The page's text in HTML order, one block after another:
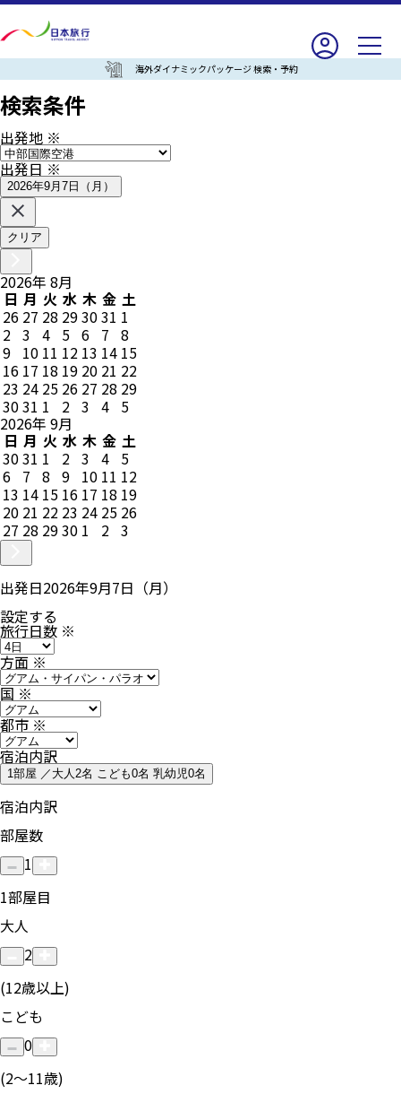
海外ダイナミックパッケージ 検索・予約
検索条件
出発地 ※
出発日※
2026年9月7日（月）
クリア
2026年 8月
日 月 火 水 木 金 土
26 27 28 293031 1
2 3 4 5 6 7 8
9 10 11 12 13 14 15
16 17 18 19 20 21 22
23 24 25 26 27 28 29
3031 1 2 3 4 5
2026年 9月
日 月 火 水 木 金 土
3031 1 2 3 4 5
6 7 8 9 10 11 12
13 14 15 16 17 18 19
20 21 22 23 24 25 26
27 28 2930 1 2 3
出発日2026年9月7日（月）
設定する
旅行日数 ※
方面※
国※
都市※
宿泊内訳
1部屋 ／大人2名 こども0名 乳幼児0名
宿泊内訳
部屋数
1
1部屋目
大人
2
(12歳以上)
こども
0
(2〜11歳)